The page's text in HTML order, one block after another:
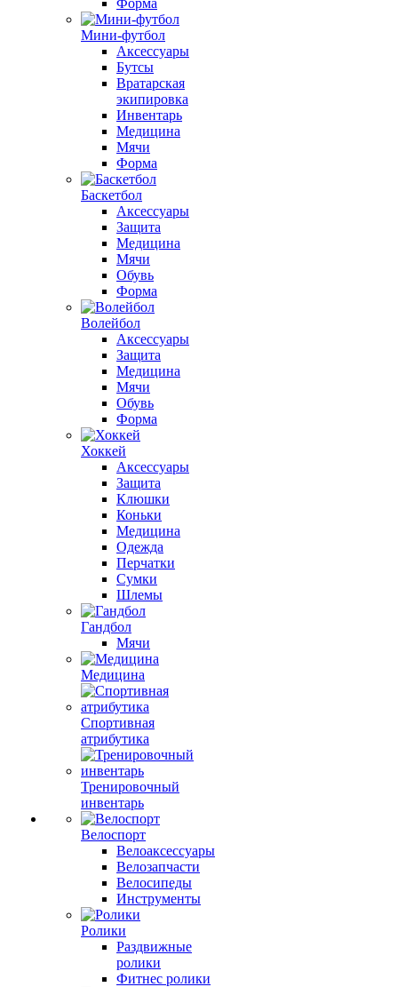
Форма
Мини-футбол
Аксессуары
Бутсы
Вратарская
экипировка
Инвентарь
Медицина
Мячи
Форма
Баскетбол
Аксессуары
Защита
Медицина
Мячи
Обувь
Форма
Волейбол
Аксессуары
Защита
Медицина
Мячи
Обувь
Форма
Хоккей
Аксессуары
Защита
Клюшки
Коньки
Медицина
Одежда
Перчатки
Сумки
Шлемы
Гандбол
Мячи
Медицина
Спортивная
атрибутика
Тренировочный
инвентарь
Велоспорт
Велоаксессуары
Велозапчасти
Велосипеды
Инструменты
Ролики
Раздвижные
ролики
Фитнес ролики